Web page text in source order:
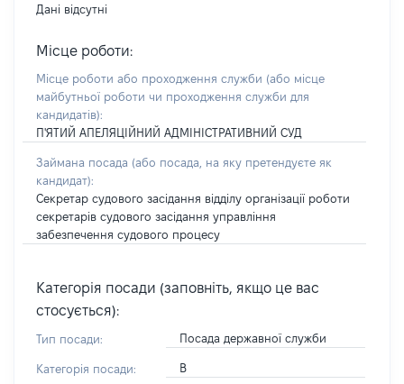
Дані відсутні
Місце роботи:
Місце роботи або проходження служби (або місце
майбутньої роботи чи проходження служби для
кандидатів):
П'ЯТИЙ АПЕЛЯЦІЙНИЙ АДМІНІСТРАТИВНИЙ СУД
Займана посада (або посада, на яку претендуєте як
кандидат):
Секретар судового засідання відділу організації роботи
секретарів судового засідання управління
забезпечення судового процесу
Категорія посади (заповніть, якщо це вас
стосується):
Тип посади: Посада державної служби
Категорія посади: В